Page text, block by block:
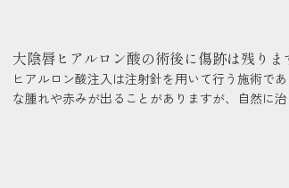
大陰唇ヒアルロン酸の術後に傷跡は残りま
ヒアルロン酸注入は注射針を用いて行う施術で
な腫れや赤みが出ることがありますが、自然に治